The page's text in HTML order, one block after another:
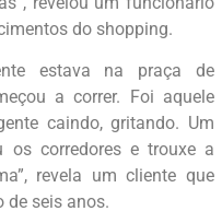
do shopping.
estava na praça de
a correr. Foi aquele
caindo, gritando. Um
os corredores e trouxe a
revela um cliente que
de seis anos.